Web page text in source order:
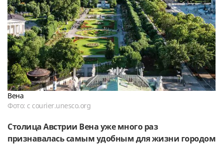
Вена
Фото: с courier.unesco.org
Столица Австрии Вена уже много раз
признавалась самым удобным для жизни городом